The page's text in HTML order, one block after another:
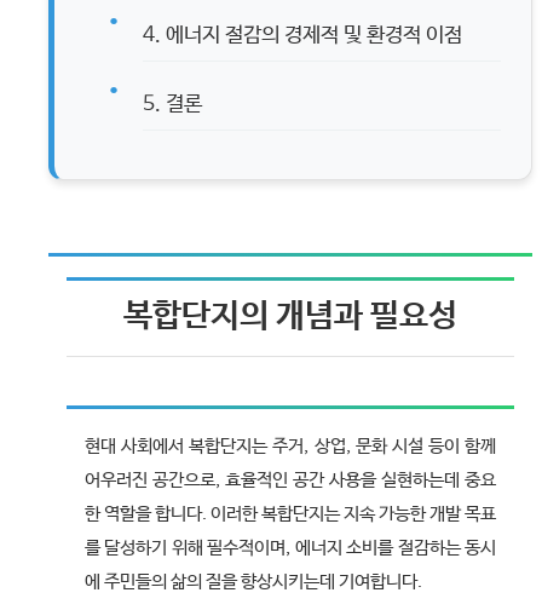
4. 에너지 절감의 경제적 및 환경적 이점
5. 결론
복합단지의 개념과 필요성
현대 사회에서 복합단지는 주거, 상업, 문화 시설 등이 함께
어우러진 공간으로, 효율적인 공간 사용을 실현하는데 중요
한 역할을 합니다. 이러한 복합단지는 지속 가능한 개발 목표
를 달성하기 위해 필수적이며, 에너지 소비를 절감하는 동시
에 주민들의 삶의 질을 향상시키는데 기여합니다.